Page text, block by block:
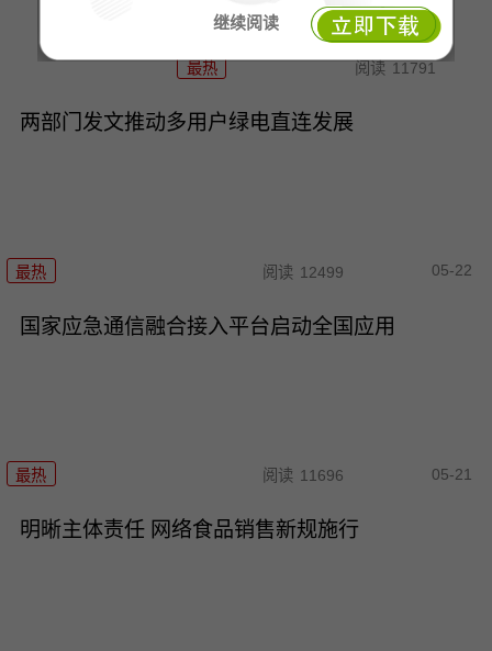
继续阅读
持续回升
最热 阅读 11791
两部门发文推动多用户绿电直连发展
最热 阅读 12499 05-22
国家应急通信融合接入平台启动全国应用
最热 阅读 11696 05-21
明晰主体责任 网络食品销售新规施行